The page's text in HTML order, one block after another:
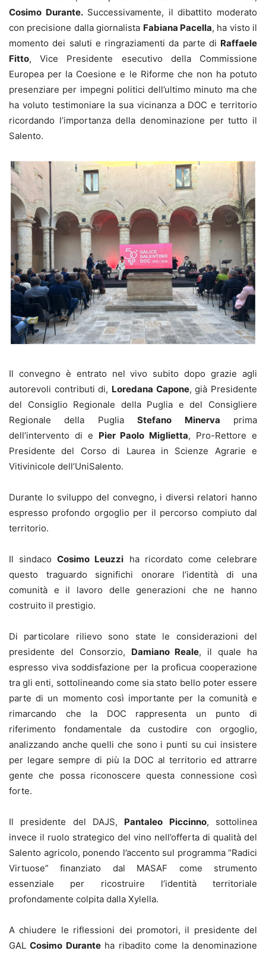
Cosimo Durante.Successivamente, il dibattito moderato
con precisione dalla giornalista Fabiana Pacella, ha visto il
momento dei saluti e ringraziamenti da parte di Raffaele
Fitto, Vice Presidente esecutivo della Commissione
Europea per la Coesione e le Riforme che non ha potuto
presenziare per impegni politici dell’ultimo minuto ma che
ha voluto testimoniare la sua vicinanza a DOC e territorio
ricordando l’importanza della denominazione per tutto il
Salento.
Il convegno è entrato nel vivo subito dopo grazie agli
autorevoli contributi di, Loredana Capone, già Presidente
del Consiglio Regionale della Puglia e del Consigliere
Regionale della PugliaStefano Minerva prima
dell’intervento di e Pier Paolo Miglietta, Pro-Rettore e
Presidente del Corso di Laurea in Scienze Agrarie e
Vitivinicole dell’UniSalento.
Durante lo sviluppo del convegno, i diversi relatori hanno
espresso profondo orgoglio per il percorso compiuto dal
territorio.
Il sindacoCosimo Leuzzi ha ricordato come celebrare
questo traguardo significhi onorare l’identità di una
comunità e il lavoro delle generazioni che ne hanno
costruito il prestigio.
Di particolare rilievo sono state le considerazioni del
presidente del Consorzio, Damiano Reale, il quale ha
espresso viva soddisfazione per la proficua cooperazione
tra gli enti, sottolineando come sia stato bello poter essere
parte di un momento così importante per la comunità e
rimarcando che la DOC rappresenta un punto di
riferimento fondamentale da custodire con orgoglio,
analizzando anche quelli che sono i punti su cui insistere
per legare sempre di più la DOC al territorio ed attrarre
gente che possa riconoscere questa connessione così
forte.
Il presidente del DAJS, Pantaleo Piccinno, sottolinea
invece il ruolo strategico del vino nell’offerta di qualità del
Salento agricolo, ponendo l’accento sul programma “Radici
Virtuose” finanziato dal MASAF come strumento
essenziale per ricostruire l’identità territoriale
profondamente colpita dalla Xylella.
A chiudere le riflessioni dei promotori, il presidente del
GALCosimo Duranteha ribadito come la denominazione